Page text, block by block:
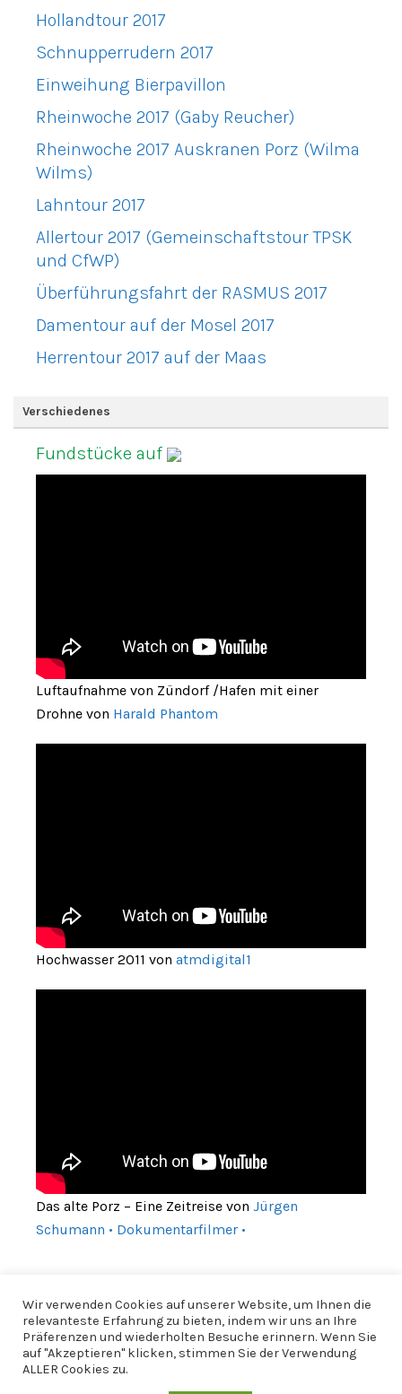
Hollandtour 2017
Schnupperrudern 2017
Einweihung Bierpavillon
Rheinwoche 2017 (Gaby Reucher)
Rheinwoche 2017 Auskranen Porz (Wilma
Wilms)
Lahntour 2017
Allertour 2017 (Gemeinschaftstour TPSK
und CfWP)
Überführungsfahrt der RASMUS 2017
Damentour auf der Mosel 2017
Herrentour 2017 auf der Maas
Verschiedenes
Fundstücke auf
Luftaufnahme von Zündorf /Hafen mit einer
Drohne von Harald Phantom
Hochwasser 2011 von atmdigital1
Das alte Porz – Eine Zeitreise von Jürgen
Schumann • Dokumentarfilmer •
Wir verwenden Cookies auf unserer Website, um Ihnen die
relevanteste Erfahrung zu bieten, indem wir uns an Ihre
Präferenzen und wiederholten Besuche erinnern. Wenn Sie
auf "Akzeptieren" klicken, stimmen Sie der Verwendung
ALLER Cookies zu.